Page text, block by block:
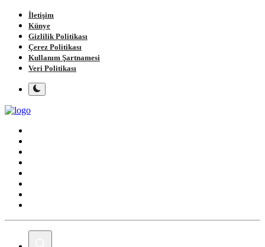
İletişim
Künye
Gizlilik Politikası
Çerez Politikası
Kullanım Şartnamesi
Veri Politikası